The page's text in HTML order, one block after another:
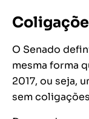
O Senado
mesma forma
2017, ou seja,
sem